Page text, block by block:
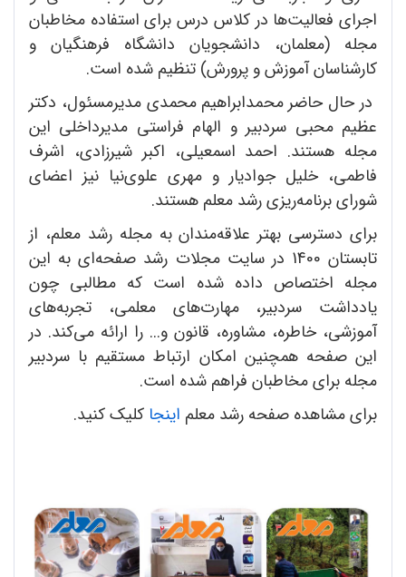
اجرای فعالیت‌ها در کلاس درس برای استفاده مخاطبان
مجله (معلمان، دانشجویان دانشگاه فرهنگیان و
کارشناسان آموزش و پرورش) تنظیم شده است.
در حال حاضر محمدابراهیم محمدی مدیرمسئول، دکتر
عظیم محبی سردبیر و الهام فراستی مدیرداخلی این
مجله هستند. احمد اسمعیلی، اکبر شیرزادی، اشرف
فاطمی، خلیل جوادیار و مهری علوی‌نیا نیز اعضای
شورای برنامه‌ریزی رشد معلم هستند.
برای دسترسی بهتر علاقه‌مندان به مجله رشد معلم، از
تابستان 1400 در سایت مجلات رشد صفحه‌ای به این
مجله اختصاص داده شده است که مطالبی چون
یادداشت سردبیر، مهارت‌های معلمی، تجربه‌های
آموزشی، خاطره، مشاوره، قانون و... را ارائه می‌کند. در
این صفحه همچنین امکان ارتباط مستقیم با سردبیر
مجله برای مخاطبان فراهم شده است.
برای مشاهده صفحه رشد معلم اینجا کلیک کنید.